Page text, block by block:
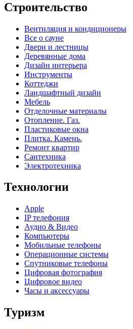
Строительство
Вентиляция и кондиционеры
Все о сауне
Двери и лестницы
Деревянные дома
Дизайн интерьера
Инструменты
Коттеджи
Ландшафтный дизайн
Мебель
Отделочные материалы
Отопление. Газ.
Пластиковые окна
Плитка. Камень.
Ремонт квартир
Сантехника
Электротехника
Технологии
Apple
IP телефония
Аудио & Видео
Компьютеры
Мобильные телефоны
Операционные системы
Спутниковые телефоны
Цифровая фотография
Цифровое видео
Часы и аксессуары
Туризм